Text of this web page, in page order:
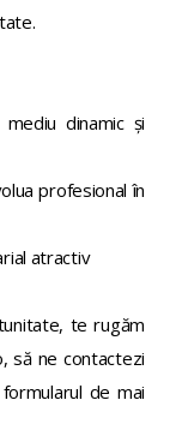
dinamic și
profesional în
atractiv
te rugăm
, să ne contactezi
de mai